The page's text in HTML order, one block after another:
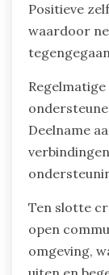
Positieve
waardoor
Deelname
Ten slotte
open
omgeving,